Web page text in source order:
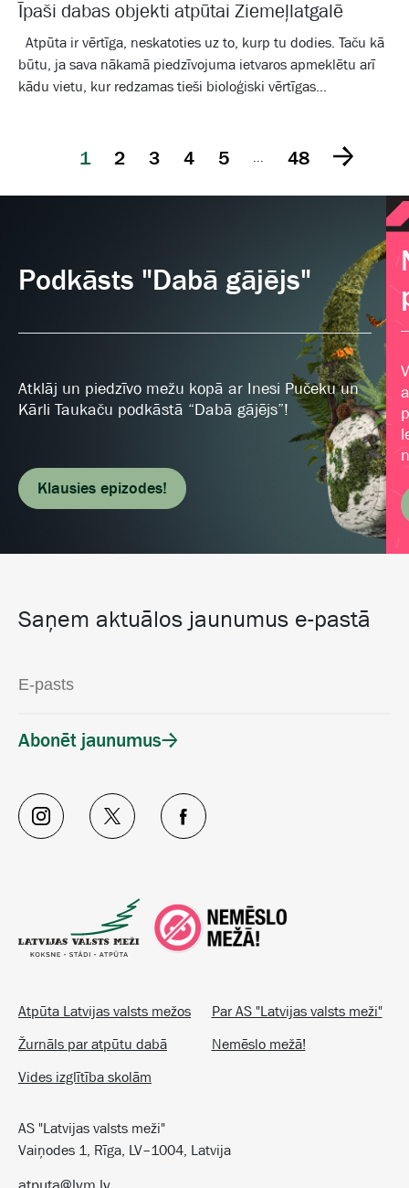
Īpaši dabas objekti atpūtai Ziemeļlatgalē
Atpūta ir vērtīga, neskatoties uz to, kurp tu dodies. Taču kā
būtu, ja sava nākamā piedzīvojuma ietvaros apmeklētu arī
kādu vietu, kur redzamas tieši bioloģiski vērtīgas...
1 2 3 4 5 48
Podkāsts "Dabā gājējs"
Atklāj un piedzīvo mežu kopā ar Inesi Pučeku un
Kārli Taukaču podkāstā “Dabā gājējs”!
Klausies epizodes!
Atpūta Latvijas valsts mežos
Par AS "Latvijas valsts meži"
Žurnāls par atpūtu dabā
Nemēslo mežā!
Vides izglītība skolām
AS "Latvijas valsts meži"
Vaiņodes 1, Rīga, LV–1004, Latvija
Saņem aktuālos jaunumus e-pastā
Abonēt jaunumus